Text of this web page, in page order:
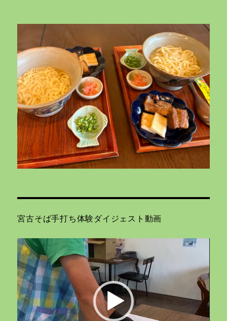
宮古そば手打ち体験ダイジェスト動画
動
画
プ
レ
ー
ヤ